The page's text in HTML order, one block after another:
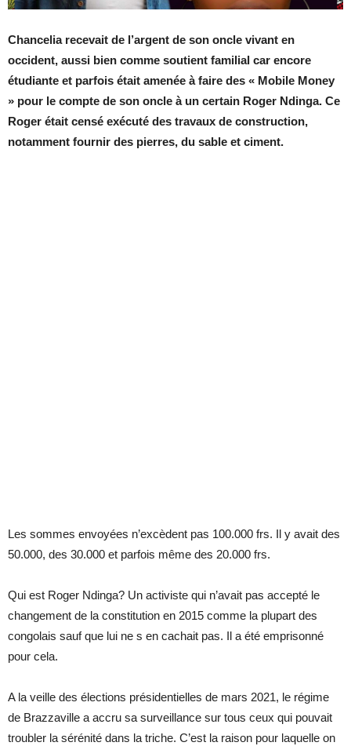
Chancelia recevait de l’argent de son oncle vivant en
occident, aussi bien comme soutient familial car encore
étudiante et parfois était amenée à faire des « Mobile Money
» pour le compte de son oncle à un certain Roger Ndinga. Ce
Roger était censé exécuté des travaux de construction,
notamment fournir des pierres, du sable et ciment.
Les sommes envoyées n’excèdent pas 100.000 frs. Il y avait des
50.000, des 30.000 et parfois même des 20.000 frs.
Qui est Roger Ndinga? Un activiste qui n’avait pas accepté le
changement de la constitution en 2015 comme la plupart des
congolais sauf que lui ne s en cachait pas. Il a été emprisonné
pour cela.
A la veille des élections présidentielles de mars 2021, le régime
de Brazzaville a accru sa surveillance sur tous ceux qui pouvait
troubler la sérénité dans la triche. C’est la raison pour laquelle on